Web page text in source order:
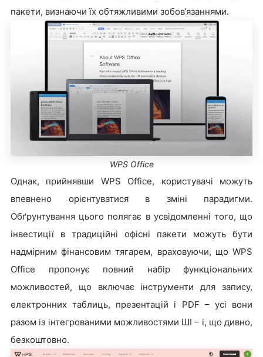
пакети, визнаючи їх обтяжливими зобов’язаннями.
WPS Office
Однак, прийнявши WPS Office, користувачі можуть
впевнено орієнтуватися в зміні парадигми.
Обґрунтування цього полягає в усвідомленні того, що
інвестиції в традиційні офісні пакети можуть бути
надмірним фінансовим тягарем, враховуючи, що WPS
Office пропонує повний набір функціональних
можливостей, що включає інструменти для запису,
електронних таблиць, презентацій і PDF – усі вони
разом із інтегрованими можливостями ШІ – і, що дивно,
безкоштовно.